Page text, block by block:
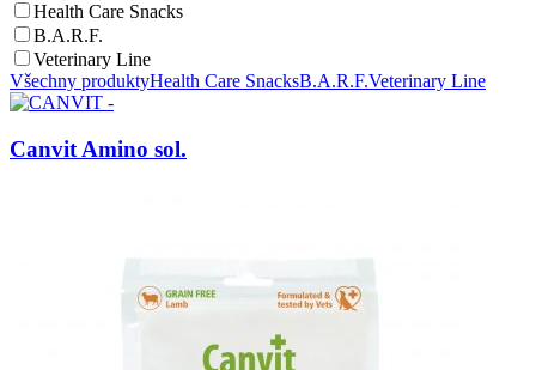
Health Care Snacks
B.A.R.F.
Veterinary Line
Všechny produktyHealth Care SnacksB.A.R.F.Veterinary Line
Canvit Amino sol.